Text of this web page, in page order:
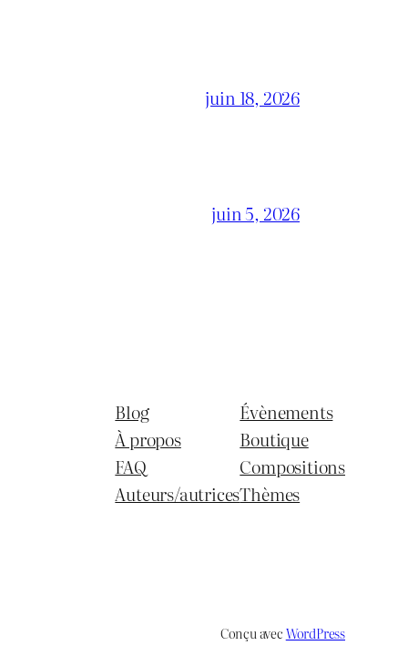
juin 18, 2026
juin 5, 2026
Blog
À propos
FAQ
Auteurs/autrices
Évènements
Boutique
Compositions
Thèmes
Conçu avecWordPress